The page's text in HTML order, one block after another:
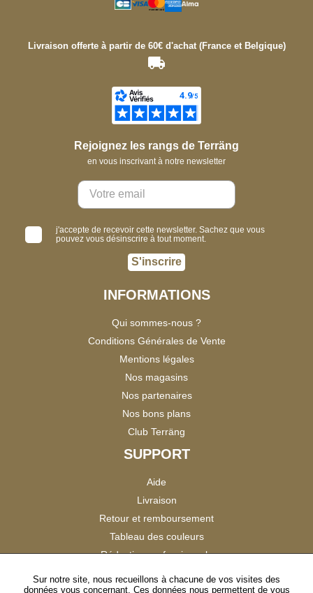
Livraison offerte à partir de 60€ d'achat (France et Belgique)
Rejoignez les rangs de Terräng
en vous inscrivant à notre newsletter
j'accepte de recevoir cette newsletter. Sachez que vous
pouvez vous désinscrire à tout moment.
S'inscrire
INFORMATIONS
Qui sommes-nous ?
Conditions Générales de Vente
Mentions légales
Nos magasins
Nos partenaires
Nos bons plans
Club Terräng
SUPPORT
Aide
Livraison
Retour et remboursement
Tableau des couleurs
Réduction professionnels
Satisfaction Clients
Sur notre site, nous recueillons à chacune de vos visites des
données vous concernant. Ces données nous permettent de vous